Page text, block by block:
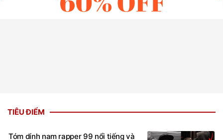
TIÊU ĐIỂM
Tóm dính nam rapper 99 nổi tiếng và